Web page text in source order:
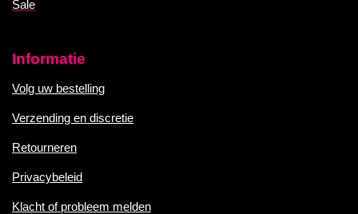
Sale
Informatie
Volg uw bestelling
Verzending en discretie
Retourneren
Privacybeleid
Klacht of probleem melden